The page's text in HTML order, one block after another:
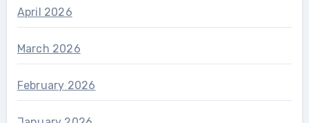
April 2026
March 2026
February 2026